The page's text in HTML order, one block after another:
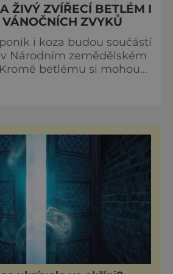
ŽIVÝ ZVÍŘECÍ BETLÉM I
ZVYKŮ
i koza budou součástí
Národním zemědělském
betlému si mohou
cukroví i vyrobit
v muzeu oblíbené
nebo výroba ozdobiček a
v expoz